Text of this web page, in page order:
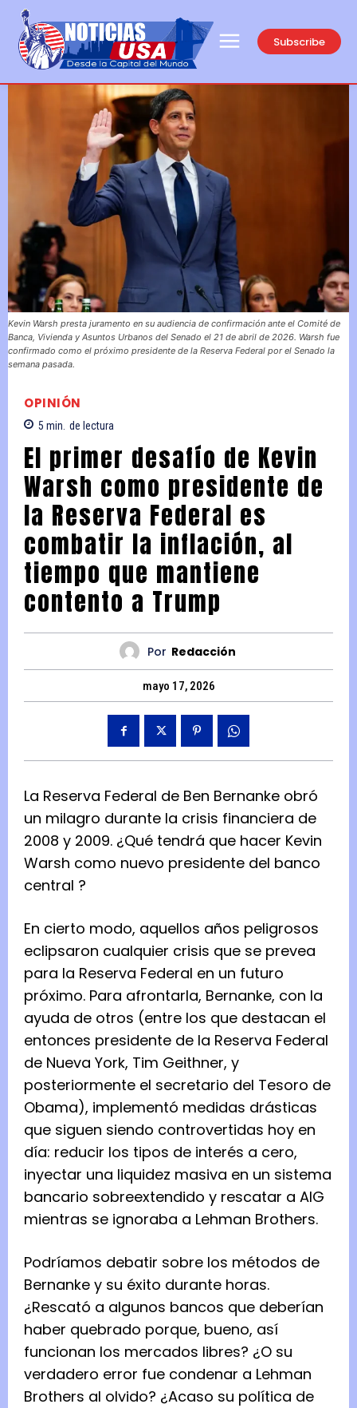
Subscribe
Kevin Warsh presta juramento en su audiencia de confirmación ante el Comité de
Banca, Vivienda y Asuntos Urbanos del Senado el 21 de abril de 2026. Warsh fue
confirmado como el próximo presidente de la Reserva Federal por el Senado la
semana pasada.
OPINIÓN
5 min. de lectura
El primer desafío de Kevin
Warsh como presidente de
la Reserva Federal es
combatir la inflación, al
tiempo que mantiene
contento a Trump
Por Redacción
mayo 17, 2026
La Reserva Federal de Ben Bernanke obró
un milagro durante la crisis financiera de
2008 y 2009. ¿Qué tendrá que hacer Kevin
Warsh como nuevo presidente del banco
central ?
En cierto modo, aquellos años peligrosos
eclipsaron cualquier crisis que se prevea
para la Reserva Federal en un futuro
próximo. Para afrontarla, Bernanke, con la
ayuda de otros (entre los que destacan el
entonces presidente de la Reserva Federal
de Nueva York, Tim Geithner, y
posteriormente el secretario del Tesoro de
Obama), implementó medidas drásticas
que siguen siendo controvertidas hoy en
día: reducir los tipos de interés a cero,
inyectar una liquidez masiva en un sistema
bancario sobreextendido y rescatar a AIG
mientras se ignoraba a Lehman Brothers.
Podríamos debatir sobre los métodos de
Bernanke y su éxito durante horas.
¿Rescató a algunos bancos que deberían
haber quebrado porque, bueno, así
funcionan los mercados libres? ¿O su
verdadero error fue condenar a Lehman
Brothers al olvido? ¿Acaso su política de